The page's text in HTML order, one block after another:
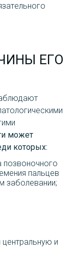
ЕГО
может
которых:
позвоночного
пальцев
заболевании;
и